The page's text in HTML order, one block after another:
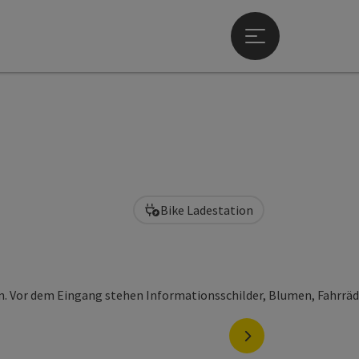
Hauptmenü öffnen
nächstes Element
Bike Ladestation